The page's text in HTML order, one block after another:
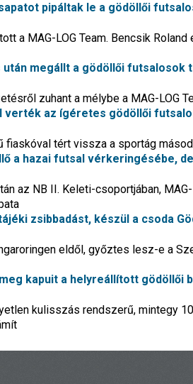
pipáltak le a gödöllői
a MAG-LOG Team. Bencsik
megállt a gödöllői futsalosok
zuhant a mélybe a MAG-LOG
verték az ígéretes gödöllői
fiaskóval tért vissza a sportág
a hazai futsal vérkeringésébe,
az NB II. Keleti-csoportjában,
zsibbadást, készül a csoda
eldől, győztes lesz-e a
kapuit a helyreállított gödöllői
kulisszás rendszerű, mintegy